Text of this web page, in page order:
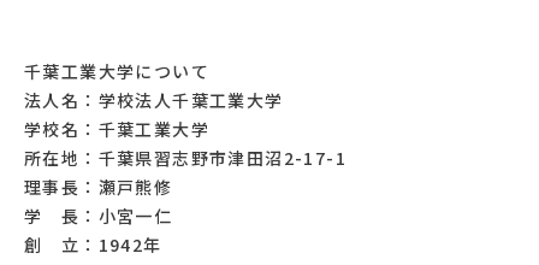
千葉工業大学について
法人名：学校法人千葉工業大学
学校名：千葉工業大学
所在地：千葉県習志野市津田沼2-17-1
理事長：瀬戸熊修
学 長：小宮一仁
創 立：1942年